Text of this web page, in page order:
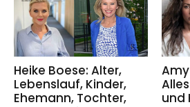
Heike Boese: Alter,
Lebenslauf, Kinder,
Ehemann, Tochter,
und